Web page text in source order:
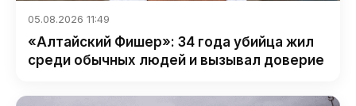
05.08.2026 11:49
«Алтайский Фишер»: 34 года убийца жил
среди обычных людей и вызывал доверие